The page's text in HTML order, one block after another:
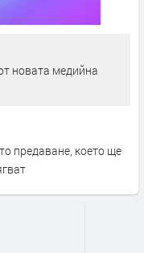
новата медийна
предаване, което ще